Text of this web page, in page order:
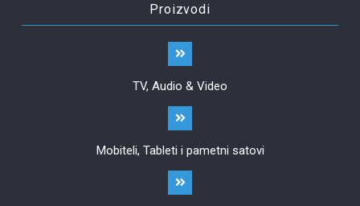
Proizvodi
TV, Audio & Video
Mobiteli, Tableti i pametni satovi